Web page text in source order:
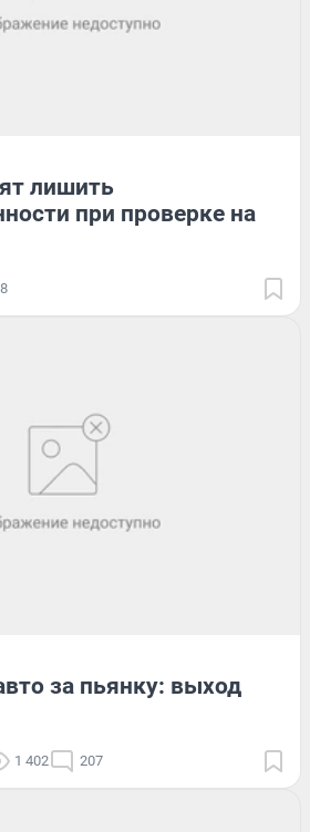
лишить
при проверке на
за пьянку: выход
1 402 207